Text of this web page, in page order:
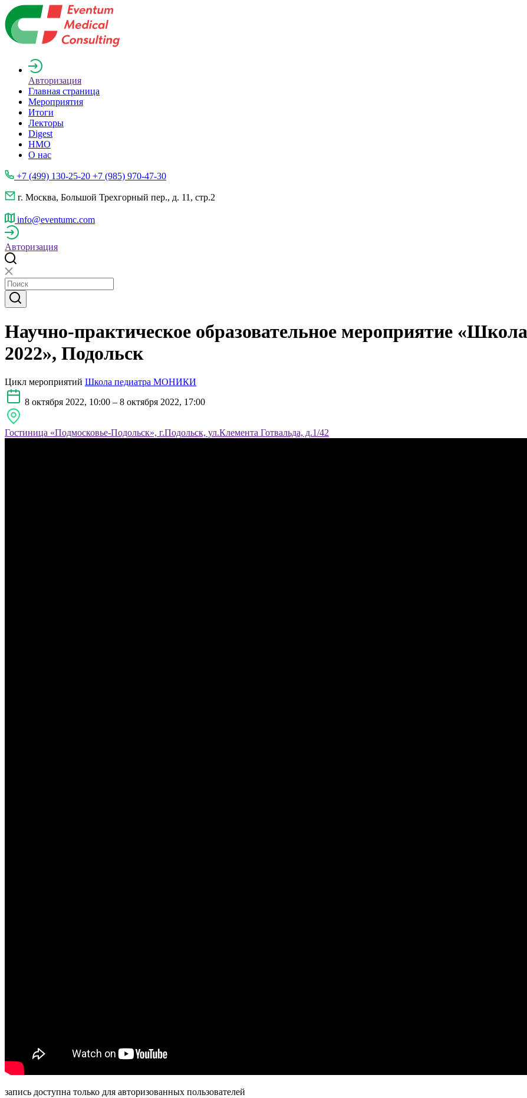
Авторизация
Главная страница
Мероприятия
Итоги
Лекторы
Digest
НМО
О нас
+7 (499) 130-25-20 +7 (985) 970-47-30
г. Москва, Большой Трехгорный пер., д. 11, стр.2
info@eventumc.com
Авторизация
Научно-практическое образовательное мероприятие
2022», Подольск
Цикл мероприятий Школа педиатра МОНИКИ
8 октября 2022, 10:00 – 8 октября 2022, 17:00
Гостиница «Подмосковье-Подольск», г.Подольск, ул.Клемента Готвальда, д.1/42
запись доступна только для авторизованных пользователей